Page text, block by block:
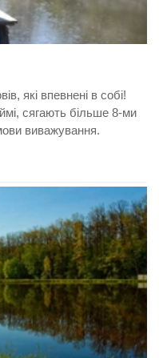
які впевнені в собі!
сягають більше 8-ми
виважування.